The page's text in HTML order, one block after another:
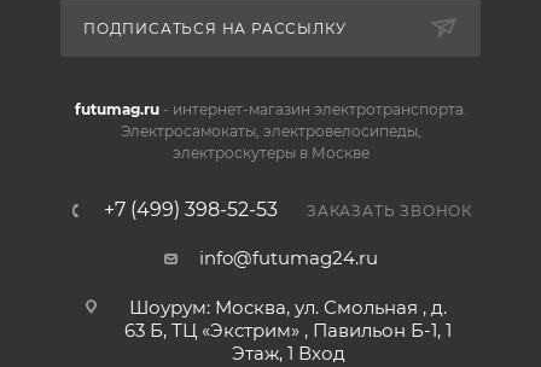
ПОДПИСАТЬСЯ НА РАССЫЛКУ
futumag.ru- интернет-магазин электротранспорта.
Электросамокаты, электровелосипеды,
электроскутеры в Москве
+7 (499) 398-52-53 ЗАКАЗАТЬ ЗВОНОК
info@futumag24.ru
Шоурум: Москва, ул. Смольная , д.
63 Б, ТЦ «Экстрим» , Павильон Б-1, 1
Этаж, 1 Вход